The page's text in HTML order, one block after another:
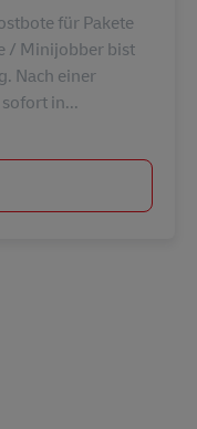
für Pakete
/ Minijobber bist
Nach einer
in...